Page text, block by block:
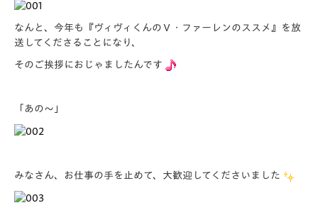
なんと、今年も 『ヴィヴィくんのＶ・ファーレンのススメ 』を放
送してくださることになり、
そのご挨拶におじゃましたんです
「あの～」
みなさん、お仕事の手を止めて、大歓迎してくださいました